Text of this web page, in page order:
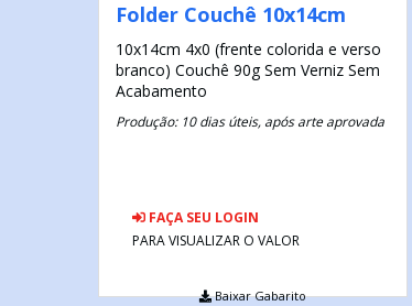
Folder Couchê 10x14cm
10x14cm 4x0 (frente colorida e verso
branco) Couchê 90g Sem Verniz Sem
Acabamento
Produção: 10 dias úteis, após arte aprovada
FAÇA SEU LOGIN
PARA VISUALIZAR O VALOR
Baixar Gabarito